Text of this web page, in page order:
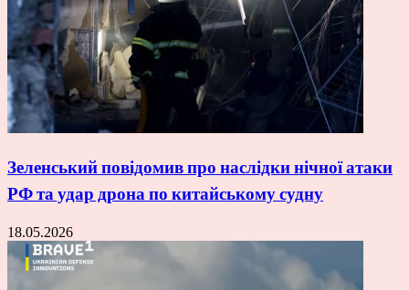
Зеленський повідомив про наслідки нічної атаки
РФ та удар дрона по китайському судну
18.05.2026